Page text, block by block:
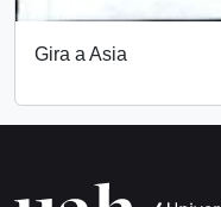
Gira a Asia